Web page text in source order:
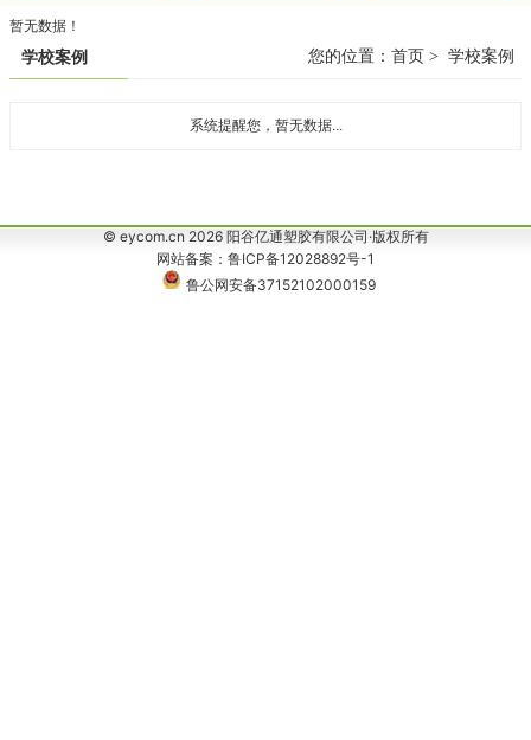
暂无数据！
学校案例 您的位置： 首页 > 学校案例
系统提醒您，暂无数据...
© eycom.cn 2026 阳谷亿通塑胶有限公司·版权所有
网站备案：鲁ICP备12028892号-1
鲁公网安备37152102000159